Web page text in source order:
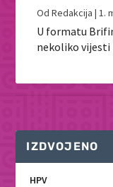
OdRedakcija |1.
U formatu
nekoliko vijesti
IZDVOJENO
HPV